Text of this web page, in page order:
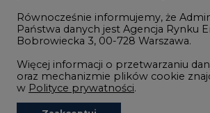
Zielone samorządy
Zielona gospodarka
Równocześnie informujemy, że
Państwa danych jest Agencja Rynku
Bobrowiecka 3, 00-728 Warszawa.
Więcej informacji o przetwarzaniu
oraz mechanizmie plików cookie
w Polityce prywatności.